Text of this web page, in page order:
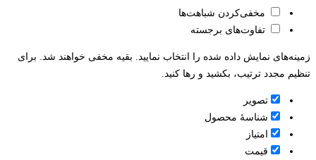
مخفی‌کردن شباهت‌ها
تفاوت‌های برجسته
زمینه‌های نمایش داده شده را انتخاب نمایید. بقیه مخفی خواهند شد. برای
تنظیم مجدد ترتیب، بکشید و رها کنید.
تصویر
شناسۀ محصول
امتیاز
قيمت